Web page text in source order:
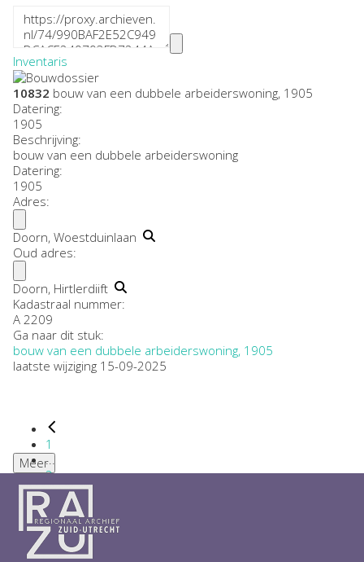
Inventaris
10832 bouw van een dubbele arbeiderswoning, 1905
Datering:
1905
Beschrijving:
bouw van een dubbele arbeiderswoning
Datering:
1905
Adres:
Doorn, Woestduinlaan
Oud adres:
Doorn, Hirtlerdiift
Kadastraal nummer:
A 2209
Ga naar dit stuk:
bouw van een dubbele arbeiderswoning, 1905
laatste wijziging 15-09-2025
1
...
2
3
4
5
6
...
Meer